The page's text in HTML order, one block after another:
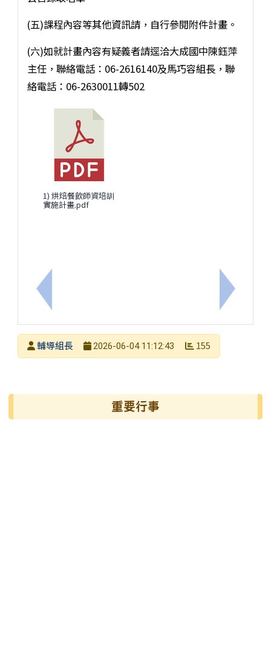
上一筆：轉知轉知國立臺北教育大學辦理115學年度
(五)課程內容等其他資訊請，自行參閱附件計畫。
(六)如就計畫內容有疑義者請逕洽大成國中陳鈺萍
主任，聯絡電話：06-2616140及馬巧容組長，聯
絡電話：06-2630011轉502
1) 烘焙餐飲師資培訓
實施計畫.pdf
下一筆：
發布者
輔導組長
2026-06-04 11:12:43 155
左邊區域內容 重要行事